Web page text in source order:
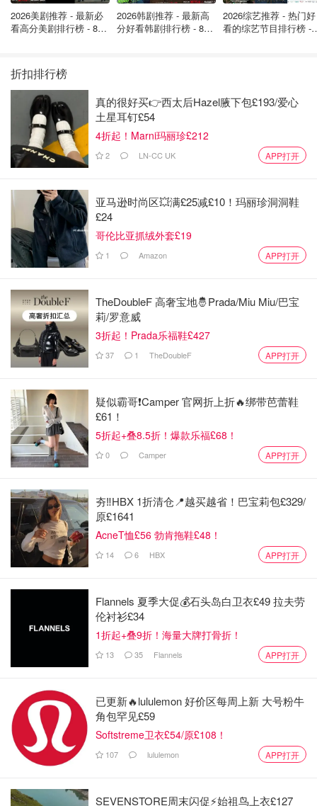
疑似搬家视频曝光！家族资产已超过
3000亿美元！
58岁李泽楷喜得龙凤胎！网传未婚新
欢是新晋女艺人林萱妤，杨紫琼牵线
助力！
4452 2
2026美剧推荐 - 最新必
看高分美剧排行榜 - 8月
2026韩剧推荐 - 最新高
分好看韩剧排行榜 - 8月
2026综艺推荐 - 热门好
看的综艺节目排行榜 -
折扣排行榜
真的很好买👉西太后Hazel腋下包£193/爱心
土星耳钉£54
4折起！Marni玛丽珍£212
2 LN-CC UK APP打开
亚马逊时尚区💥满£25减£10！玛丽珍洞洞鞋
£24
哥伦比亚抓绒外套£19
1 Amazon APP打开
TheDoubleF 高奢宝地🤴Prada/Miu Miu/巴宝
莉/罗意威
3折起！Prada乐福鞋£427
37 1 TheDoubleF APP打开
疑似霸哥❗️Camper 官网折上折🔥绑带芭蕾鞋
£61！
5折起+叠8.5折！爆款乐福£68！
0 Camper APP打开
夯‼️HBX 1折清仓📍越买越省！巴宝莉包£329/
原£1641
AcneT恤£56 勃肯拖鞋£48！
14 6 HBX APP打开
Flannels 夏季大促💰石头岛白卫衣£49 拉夫劳
伦衬衫£34
1折起+叠9折！海量大牌打骨折！
13 35 Flannels APP打开
已更新🔥lululemon 好价区每周上新 大号粉牛
角包罕见£59
Softstreme卫衣£54/原£108！
107 lululemon APP打开
SEVENSTORE周末闪促⚡️始祖鸟上衣£127